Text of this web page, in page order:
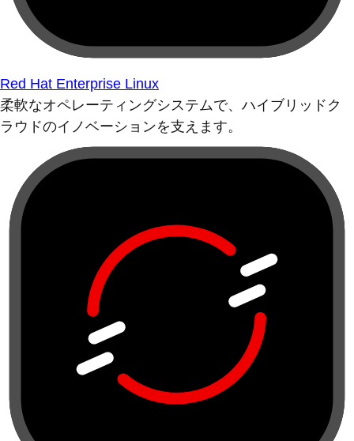
Red Hat Enterprise Linux
柔軟なオペレーティングシステムで、ハイブリッドク
ラウドのイノベーションを支えます。